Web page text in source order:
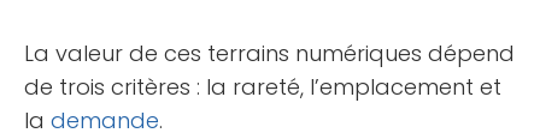
La valeur de ces terrains numériques dépend
de trois critères : la rareté, l’emplacement et
la demande.